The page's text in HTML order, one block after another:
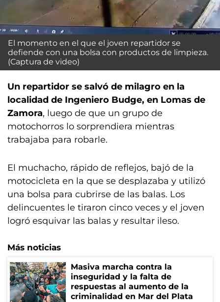
El momento en el que el joven repartidor se
defiende con una bolsa con productos de limpieza.
(Captura de video)
Un repartidor se salvó de milagro en la
localidad de Ingeniero Budge, en Lomas de
Zamora, luego de que un grupo de
motochorros lo sorprendiera mientras
trabajaba para robarle.
El muchacho, rápido de reflejos, bajó de la
motocicleta en la que se desplazaba y utilizó
una bolsa para cubrirse de las balas. Los
delincuentes le tiraron cinco veces y el joven
logró esquivar las balas y resultar ileso.
Más noticias
Masiva marcha contra la
inseguridad y la falta de
respuestas al aumento de la
criminalidad en Mar del Plata